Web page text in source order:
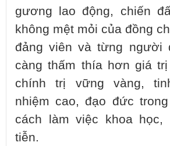
gương lao động, chiến
không mệt mỏi của đồng
đảng viên và từng người
càng thấm thía hơn giá
chính trị vững vàng,
nhiệm cao, đạo đức
cách làm việc khoa học,
tiễn.